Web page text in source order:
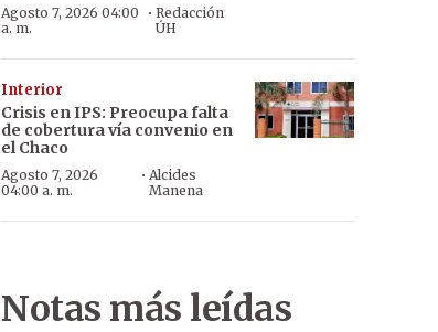
Agosto 7, 2026 04:00
a. m.
· Redacción
ÚH
Interior
Crisis en IPS: Preocupa falta
de cobertura vía convenio en
el Chaco
Agosto 7, 2026
04:00 a. m.
·Alcides
Manena
Notas más leídas